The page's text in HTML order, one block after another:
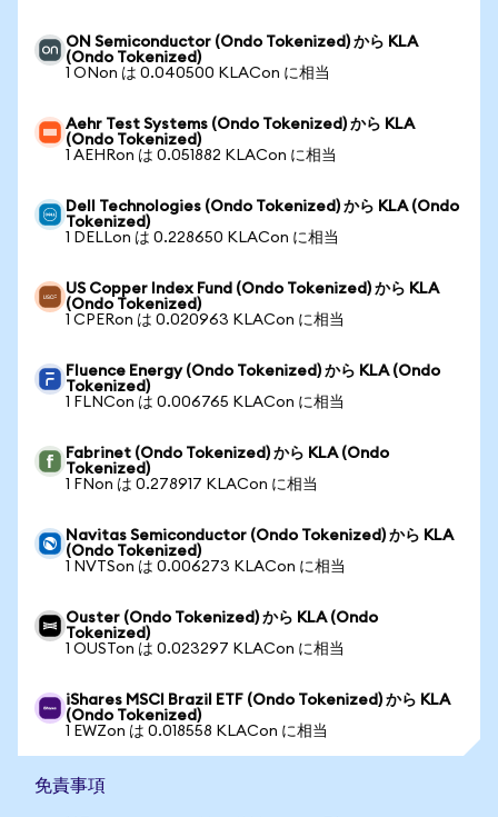
ON Semiconductor (Ondo Tokenized) から KLA
(Ondo Tokenized)
1 ONon は 0.040500 KLACon に相当
Aehr Test Systems (Ondo Tokenized) から KLA
(Ondo Tokenized)
1 AEHRon は 0.051882 KLACon に相当
Dell Technologies (Ondo Tokenized) から KLA (Ondo
Tokenized)
1 DELLon は 0.228650 KLACon に相当
US Copper Index Fund (Ondo Tokenized) から KLA
(Ondo Tokenized)
1 CPERon は 0.020963 KLACon に相当
Fluence Energy (Ondo Tokenized) から KLA (Ondo
Tokenized)
1 FLNCon は 0.006765 KLACon に相当
Fabrinet (Ondo Tokenized) から KLA (Ondo
Tokenized)
1 FNon は 0.278917 KLACon に相当
Navitas Semiconductor (Ondo Tokenized) から KLA
(Ondo Tokenized)
1 NVTSon は 0.006273 KLACon に相当
Ouster (Ondo Tokenized) から KLA (Ondo
Tokenized)
1 OUSTon は 0.023297 KLACon に相当
iShares MSCI Brazil ETF (Ondo Tokenized) から KLA
(Ondo Tokenized)
1 EWZon は 0.018558 KLACon に相当
免責事項